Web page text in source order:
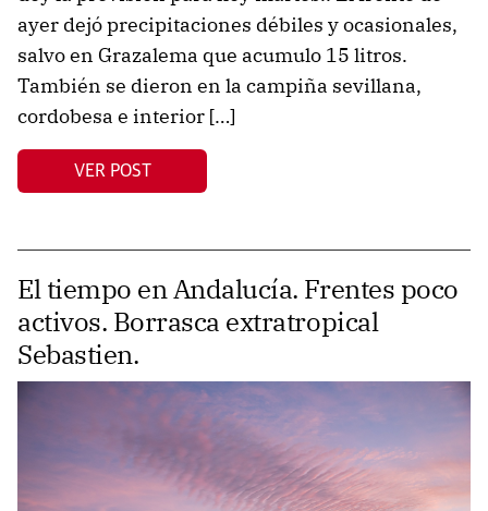
ayer dejó precipitaciones débiles y ocasionales,
salvo en Grazalema que acumulo 15 litros.
También se dieron en la campiña sevillana,
cordobesa e interior […]
VER POST
El tiempo en Andalucía. Frentes poco
activos. Borrasca extratropical
Sebastien.